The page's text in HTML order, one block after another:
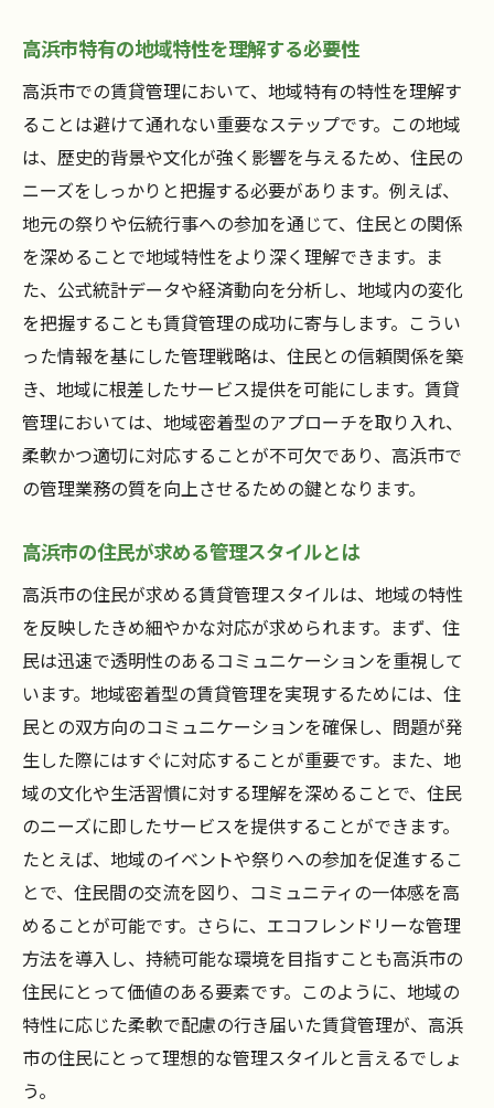
高浜市の地域特性と賃貸管理の関係性
地域特性から学ぶ賃貸管理の改善ポイント
高浜市で地域密着型賃貸管理を成功させる戦略
成功する地域密着型賃貸管理の戦略とは
高浜市で実践する地域密着型戦略の具体例
地域と連携した賃貸管理戦略の実行法
高浜市内での成功事例から学ぶ戦略
地域密着型賃貸管理の長期的戦略
高浜市で地域密着型戦略を成功させる鍵
愛知県高浜市賃貸管理の地域密着の重要性を解
説
地域密着型が高浜市で求められる理由
地域密着の重要性と住民満足度の関係
地域密着型の重要性を証明する高浜市の事
例
高浜市賃貸管理における地域密着の未来
住民との信頼関係が鍵高浜市賃貸管理のコツ
信頼関係が賃貸管理に与える効果
高浜市で信頼関係を築くための取り組み
住民の信頼を得るための賃貸管理の工夫
信頼関係を深めるコミュニケーションの技
術
高浜市での信頼関係構築の成功ストーリー
賃貸管理における信頼関係の維持方法
地域密着の賃貸管理高浜市で成功するための具
体策
高浜市特有の地域特性を理解する必要性
高浜市での賃貸管理において、地域特有の特性を理解す
ることは避けて通れない重要なステップです。この地域
は、歴史的背景や文化が強く影響を与えるため、住民の
ニーズをしっかりと把握する必要があります。例えば、
地元の祭りや伝統行事への参加を通じて、住民との関係
を深めることで地域特性をより深く理解できます。ま
た、公式統計データや経済動向を分析し、地域内の変化
を把握することも賃貸管理の成功に寄与します。こうい
った情報を基にした管理戦略は、住民との信頼関係を築
き、地域に根差したサービス提供を可能にします。賃貸
管理においては、地域密着型のアプローチを取り入れ、
柔軟かつ適切に対応することが不可欠であり、高浜市で
の管理業務の質を向上させるための鍵となります。
高浜市の住民が求める管理スタイルとは
高浜市の住民が求める賃貸管理スタイルは、地域の特性
を反映したきめ細やかな対応が求められます。まず、住
民は迅速で透明性のあるコミュニケーションを重視して
います。地域密着型の賃貸管理を実現するためには、住
民との双方向のコミュニケーションを確保し、問題が発
生した際にはすぐに対応することが重要です。また、地
域の文化や生活習慣に対する理解を深めることで、住民
のニーズに即したサービスを提供することができます。
たとえば、地域のイベントや祭りへの参加を促進するこ
とで、住民間の交流を図り、コミュニティの一体感を高
めることが可能です。さらに、エコフレンドリーな管理
方法を導入し、持続可能な環境を目指すことも高浜市の
住民にとって価値のある要素です。このように、地域の
特性に応じた柔軟で配慮の行き届いた賃貸管理が、高浜
市の住民にとって理想的な管理スタイルと言えるでしょ
う。